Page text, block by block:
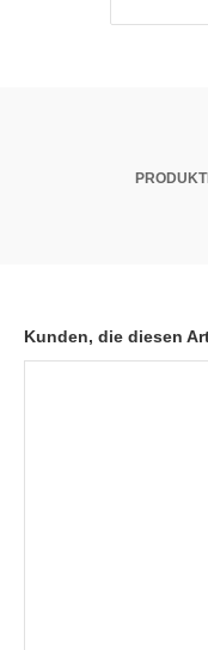
Kunden, die diesen